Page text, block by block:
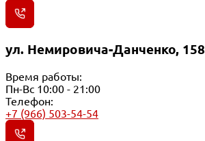
ул. Немировича-Данченко, 158
Время работы:
Пн-Вс 10:00 - 21:00
Телефон:
+7 (966) 503-54-54